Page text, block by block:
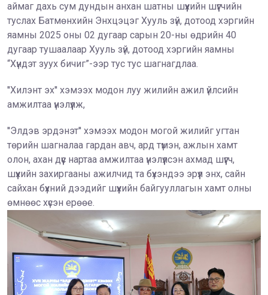
аймаг дахь сум дундын анхан шатны шүүхийн шүүгчийн
туслах Батмөнхийн Энхцэцэг Хууль зүй, дотоод хэргийн
яамны 2025 оны 02 дугаар сарын 20-ны өдрийн 40
дугаар тушаалаар Хууль зүй, дотоод хэргийн яамны
“Хүндэт зуух бичиг”-ээр тус тус шагнагдлаа.
''Хилэнт эх'' хэмээх модон луу жилийн ажил үйлсийн
амжилтаа үнэлүүлж,
''Элдэв эрдэнэт'' хэмээх модон могой жилийг угтан
төрийн шагналаа гардан авч, ард түмэн, ажлын хамт
олон, ахан дүүс нартаа амжилтаа үнэлүүлсэн ахмад шүүгч,
шүүхийн захиргааны ажилчид та бүхэндээ эрүүл энх, сайн
сайхан бүхний дээдийг шүүхийн байгууллагын хамт олны
өмнөөс хүсэн ерөөе.